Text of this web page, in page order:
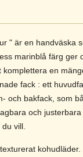
" är en handväska
marinblå färg ger
en
fack : ett
och bakfack, som
och
du vill.
kohudläder.